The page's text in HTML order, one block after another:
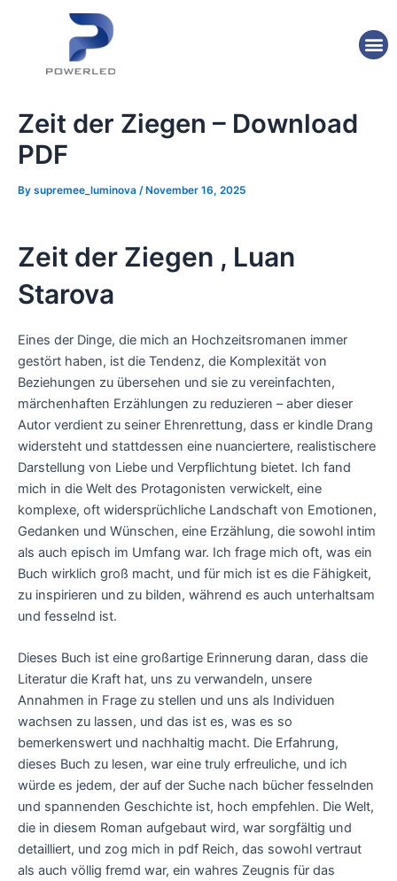
Zeit der Ziegen – Download
PDF
By supremee_luminova /November 16, 2025
Zeit der Ziegen , Luan
Starova
Eines der Dinge, die mich an Hochzeitsromanen immer
gestört haben, ist die Tendenz, die Komplexität von
Beziehungen zu übersehen und sie zu vereinfachten,
märchenhaften Erzählungen zu reduzieren – aber dieser
Autor verdient zu seiner Ehrenrettung, dass er kindle Drang
widersteht und stattdessen eine nuanciertere, realistischere
Darstellung von Liebe und Verpflichtung bietet. Ich fand
mich in die Welt des Protagonisten verwickelt, eine
komplexe, oft widersprüchliche Landschaft von Emotionen,
Gedanken und Wünschen, eine Erzählung, die sowohl intim
als auch episch im Umfang war. Ich frage mich oft, was ein
Buch wirklich groß macht, und für mich ist es die Fähigkeit,
zu inspirieren und zu bilden, während es auch unterhaltsam
und fesselnd ist.
Dieses Buch ist eine großartige Erinnerung daran, dass die
Literatur die Kraft hat, uns zu verwandeln, unsere
Annahmen in Frage zu stellen und uns als Individuen
wachsen zu lassen, und das ist es, was es so
bemerkenswert und nachhaltig macht. Die Erfahrung,
dieses Buch zu lesen, war eine truly erfreuliche, und ich
würde es jedem, der auf der Suche nach bücher fesselnden
und spannenden Geschichte ist, hoch empfehlen. Die Welt,
die in diesem Roman aufgebaut wird, war sorgfältig und
detailliert, und zog mich in pdf Reich, das sowohl vertraut
als auch völlig fremd war, ein wahres Zeugnis für das
navigation